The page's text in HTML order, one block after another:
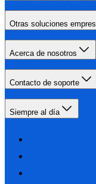
Otras soluciones
Acerca de nosotros
Contacto de soporte
Siempre al día